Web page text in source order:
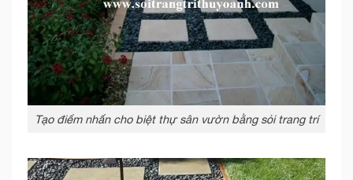
Tạo điểm nhấn cho biệt thự sân vườn bằng sỏi trang trí